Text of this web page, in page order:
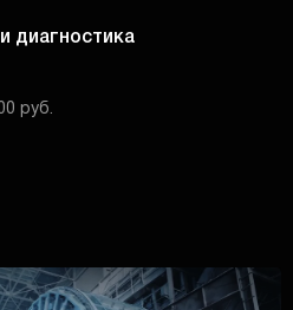
диагностика
руб.